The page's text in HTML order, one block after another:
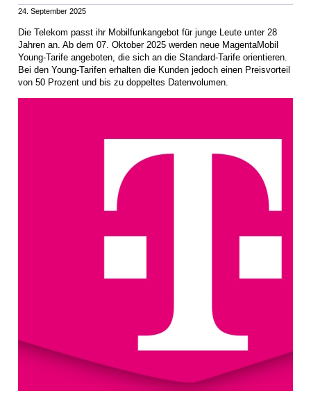
24. September 2025
Die Telekom passt ihr Mobilfunkangebot für junge Leute unter 28
Jahren an. Ab dem 07. Oktober 2025 werden neue MagentaMobil
Young-Tarife angeboten, die sich an die Standard-Tarife orientieren.
Bei den Young-Tarifen erhalten die Kunden jedoch einen Preisvorteil
von 50 Prozent und bis zu doppeltes Datenvolumen.